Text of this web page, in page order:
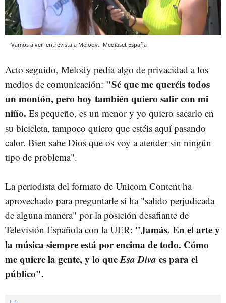
'Vamos a ver' entrevista a Melody. Mediaset España
Acto seguido, Melody pedía algo de privacidad a los
medios de comunicación: "Sé que me queréis todos
un montón, pero hoy también quiero salir con mi
niño. Es pequeño, es un menor y yo quiero sacarlo en
su bicicleta, tampoco quiero que estéis aquí pasando
calor. Bien sabe Dios que os voy a atender sin ningún
tipo de problema".
La periodista del formato de Unicorn Content ha
aprovechado para preguntarle si ha "salido perjudicada
de alguna manera" por la posición desafiante de
Televisión Española con la UER: "Jamás. En el arte y
la música siempre está por encima de todo. Cómo
me quiere la gente, y lo queEsa Diva es para el
público".